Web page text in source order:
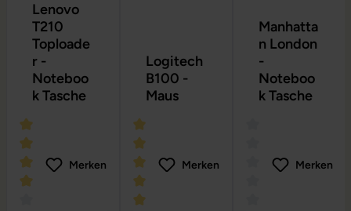
Lenovo
T210
Toploade
r -
Noteboo
k Tasche
Merken
Logitech
B100 -
Maus
Merken
Manhatta
n London
-
Noteboo
k Tasche
Merken